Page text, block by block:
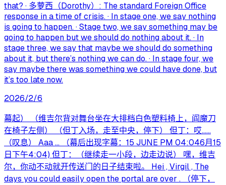
that? · 多萝西（Dorothy）: The standard Foreign Office
response in a time of crisis. · In stage one, we say nothing
is going to happen. · Stage two, we say something may be
going to happen but we should do nothing about it. · In
stage three, we say that maybe we should do something
about it, but there’s nothing we can do. · In stage four, we
say maybe there was something we could have done, but
it’s too late now.
2026/2/6
幕起） （维吉尔背对舞台坐在大排档白色塑料椅上，阎魔刀
在椅子左侧） （但丁入场，走至中央，停下） 但丁：哎……
（叹息） Aaa ... （幕后出现字幕：15 JUNE PM 04:046月15
日下午4:04) 但丁：（继续走一小段，边走边说） 嘿，维吉
尔，你动不动就开传送门的日子结束啦。 Hei , Virgil , The
days you could easily open the portal are over . （停下，